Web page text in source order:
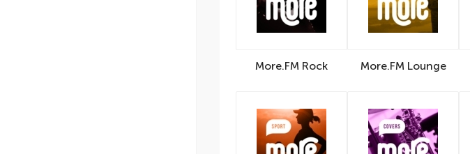
More.FM Rock More.FM Lounge